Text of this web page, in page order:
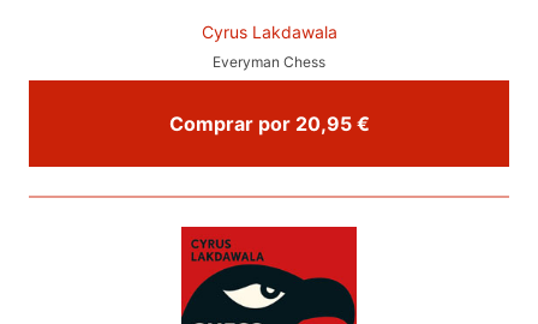
Cyrus Lakdawala
Everyman Chess
Comprar por 20,95 €